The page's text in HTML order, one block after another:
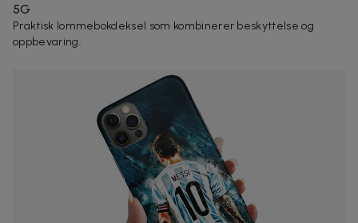
5G
Praktisk lommebokdeksel som kombinerer beskyttelse og
oppbevaring.